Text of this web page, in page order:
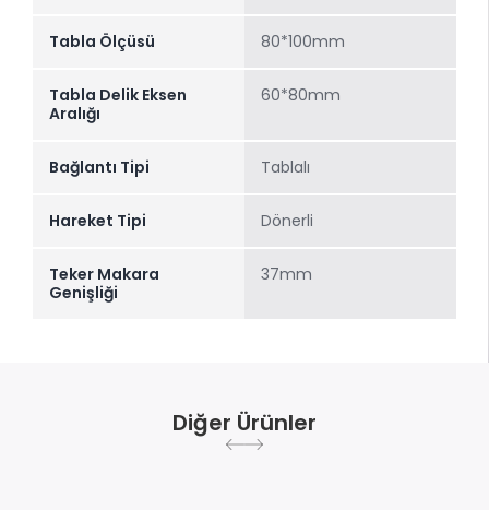
Tabla Ölçüsü 80*100mm
Tabla Delik Eksen
Aralığı
60*80mm
Bağlantı Tipi Tablalı
Hareket Tipi Dönerli
Teker Makara
Genişliği
37mm
Diğer Ürünler